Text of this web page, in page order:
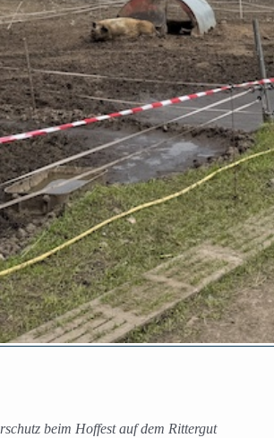
beim Hoffest auf dem Rittergut